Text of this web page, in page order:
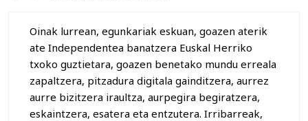
Oinak lurrean, egunkariak eskuan, goazen aterik
ate Independentea banatzera Euskal Herriko
txoko guztietara, goazen benetako mundu erreala
zapaltzera, pitzadura digitala gainditzera, aurrez
aurre bizitzera iraultza, aurpegira begiratzera,
eskaintzera, esatera eta entzutera. Irribarreak,